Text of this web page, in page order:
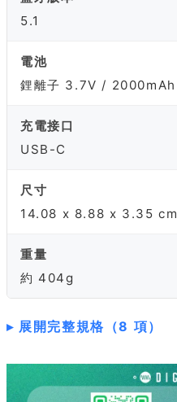
5.1
電池
鋰離子 3.7V / 2000mAh
充電接口
USB-C
尺寸
14.08 x 8.88 x 3.35 cm
重量
約 404g
展開完整規格（8 項）